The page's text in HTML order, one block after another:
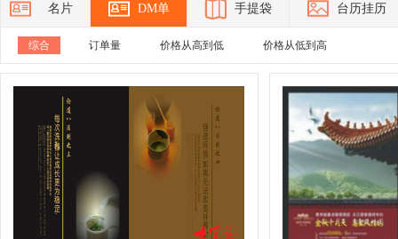
名片 DM单 手提袋 台历挂历
综合 订单量 价格从高到低 价格从低到高